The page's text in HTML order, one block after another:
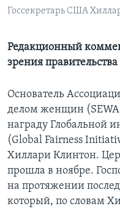
СОЦИАЛЬНЫЕ СЕТИ
Языки
Госсекретарь США
Редакционный
зрения
Основатель
делом женщин
награду Глобальной
(Global Fairness
Хиллари Клинтон.
прошла в ноябре.
на протяжении
который, по словам